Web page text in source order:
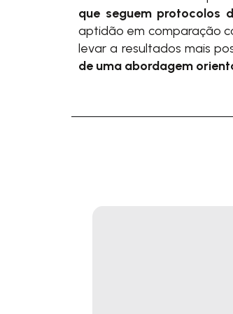
que seguem protocolos
aptidão em comparação
levar a resultados mais
de uma abordagem